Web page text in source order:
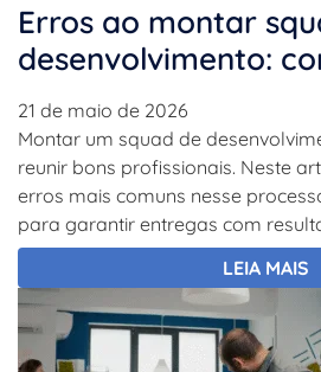
Erros ao montar
desenvolvimento:
21 de maio de 2026
Montar um squad de
reunir bons profissionais. Neste
erros mais comuns nesse
para garantir entregas com
LEIA MAIS